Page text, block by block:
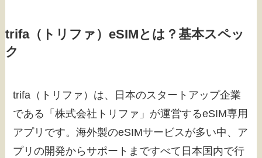
trifa（トリファ）eSIMとは？基本スペッ
ク
trifa（トリファ）は、日本のスタートアップ企業
である「株式会社トリファ」が運営するeSIM専用
アプリです。海外製のeSIMサービスが多い中、ア
プリの開発からサポートまですべて日本国内で行